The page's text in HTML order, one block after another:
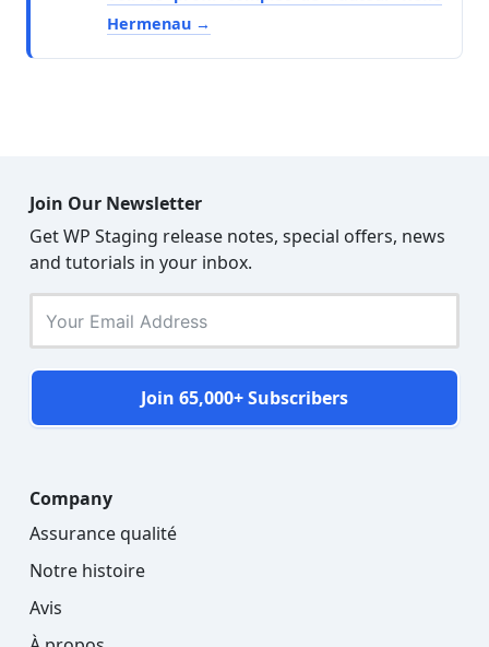
Hermenau
Join Our Newsletter
Get WP Staging release notes, special offers, news
and tutorials in your inbox.
Join 65,000+ Subscribers
Company
Assurance qualité
Notre histoire
Avis